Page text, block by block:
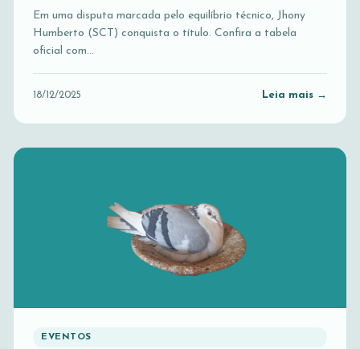
Em uma disputa marcada pelo equilíbrio técnico, Jhony
Humberto (SCT) conquista o título. Confira a tabela
oficial com…
18/12/2025 Leia mais →
EVENTOS